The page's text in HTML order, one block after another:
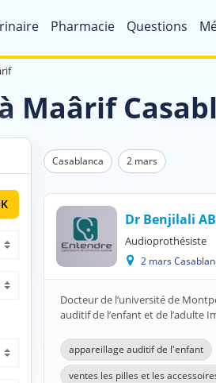
Pharmacie Questions
Maârif
Casablanca 2 mars
Dr Benjilali
Audioprothésiste
2 mars
Docteur de l’université de
auditif de l’enfant et de l’adulte
appareillage auditif de l'enfant
ventes les pilles et les